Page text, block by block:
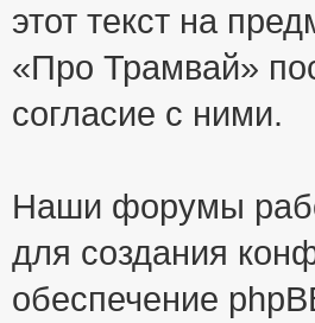
этот текст на
«Про Трамвай»
согласие с ними.
Наши форумы
для создания
обеспечение